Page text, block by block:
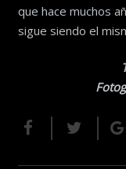
que hace muchos
sigue siendo el